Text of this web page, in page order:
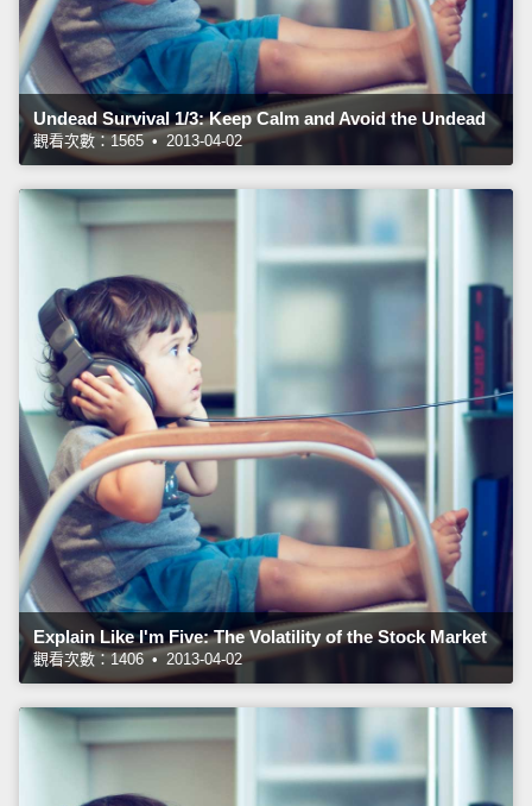
Undead Survival 1/3: Keep Calm and Avoid the Undead
觀看次數：1565 • 2013-04-02
Explain Like I'm Five: The Volatility of the Stock Market
觀看次數：1406 • 2013-04-02